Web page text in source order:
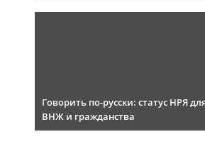
Говорить по-русски: статус НРЯ
ВНЖ и гражданства